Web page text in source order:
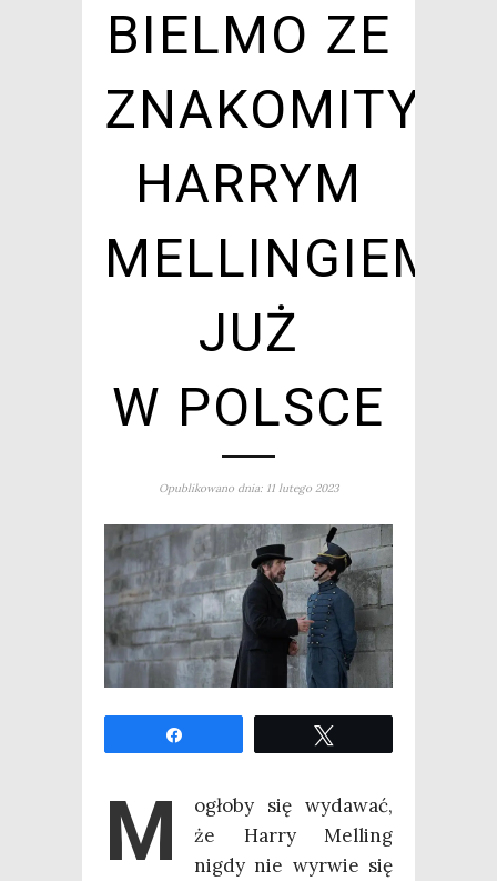
BIELMO ZE
ZNAKOMITYM
HARRYM
MELLINGIEM
JUŻ
W POLSCE
Opublikowano dnia: 11 lutego 2023
M
ogło­by się wyda­wać,
że Har­ry Mel­ling
nigdy nie wyrwie się